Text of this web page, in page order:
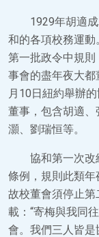
1929年胡適
和的各項校務運
第一批政令中規
事會的盡年夜大
月10日紐約舉辦
董事，包含胡適
灝、劉瑞恒等。
協和第一次改
條例，規則此類年
故校董會須停止
載：“寄梅與我同
會。我們三人皆